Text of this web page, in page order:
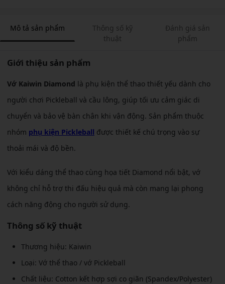
Mô tả sản phẩm
Thông số kỹ
thuật
Đánh giá sản
phẩm
Giới thiệu sản phẩm
Vớ Kaiwin Diamond là phụ kiện thể thao thiết yếu dành cho
người chơi Pickleball và cầu lông, giúp tối ưu cảm giác di
chuyển và bảo vệ bàn chân khi vận động. Sản phẩm thuộc
nhóm phụ kiện Pickleball được thiết kế chú trọng vào sự
thoải mái và độ bền.
Với kiểu dáng thể thao cùng họa tiết Diamond nổi bật, vớ
không chỉ hỗ trợ thi đấu hiệu quả mà còn mang lại phong
cách năng động cho người sử dụng.
Thông số kỹ thuật
Thương hiệu: Kaiwin
Loại: Vớ thể thao / vớ Pickleball
Chất liệu: Cotton kết hợp sợi co giãn (Spandex/Polyester)